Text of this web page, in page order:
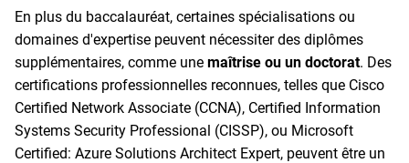
En plus du baccalauréat, certaines spécialisations ou
domaines d'expertise peuvent nécessiter des diplômes
supplémentaires, comme une maîtrise ou un doctorat. Des
certifications professionnelles reconnues, telles que Cisco
Certified Network Associate (CCNA), Certified Information
Systems Security Professional (CISSP), ou Microsoft
Certified: Azure Solutions Architect Expert, peuvent être un